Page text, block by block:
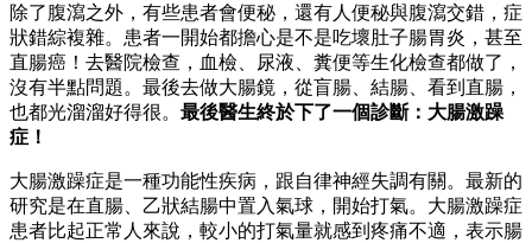
除了腹瀉之外，有些患者會便秘，還有人便秘與腹瀉交錯，症
狀錯綜複雜。患者一開始都擔心是不是吃壞肚子腸胃炎，甚至
直腸癌！去醫院檢查，血檢、尿液、糞便等生化檢查都做了，
沒有半點問題。最後去做大腸鏡，從盲腸、結腸、看到直腸，
也都光溜溜好得很。 最後醫生終於下了一個診斷：大腸激躁
症！
大腸激躁症是一種功能性疾病，跟自律神經失調有關。最新的
研究是在直腸、乙狀結腸中置入氣球，開始打氣。大腸激躁症
患者比起正常人來說，較小的打氣量就感到疼痛不適，表示腸